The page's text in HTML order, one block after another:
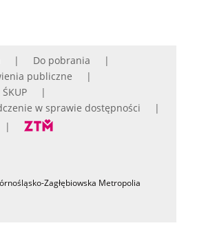
Do pobrania
publiczne
w sprawie dostępności
Zagłębiowska Metropolia